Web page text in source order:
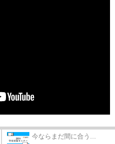
今ならまだ間に合う...